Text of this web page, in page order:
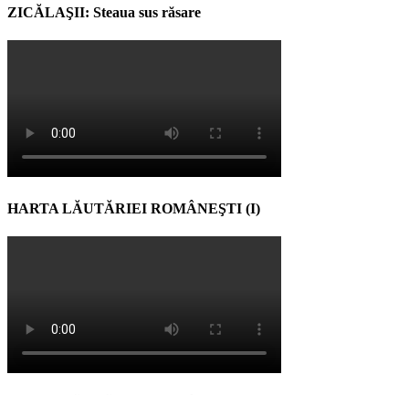
ZICĂLAŞII: Steaua sus răsare
HARTA LĂUTĂRIEI ROMÂNEŞTI (I)